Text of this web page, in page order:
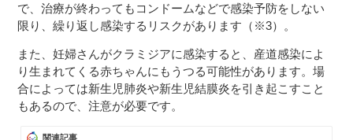
で、治療が終わってもコンドームなどで感染予防をしない
限り、繰り返し感染するリスクがあります（※3）。
また、妊婦さんがクラミジアに感染すると、産道感染によ
り生まれてくる赤ちゃんにもうつる可能性があります。場
合によっては新生児肺炎や新生児結膜炎を引き起こすこと
もあるので、注意が必要です。
関連記事